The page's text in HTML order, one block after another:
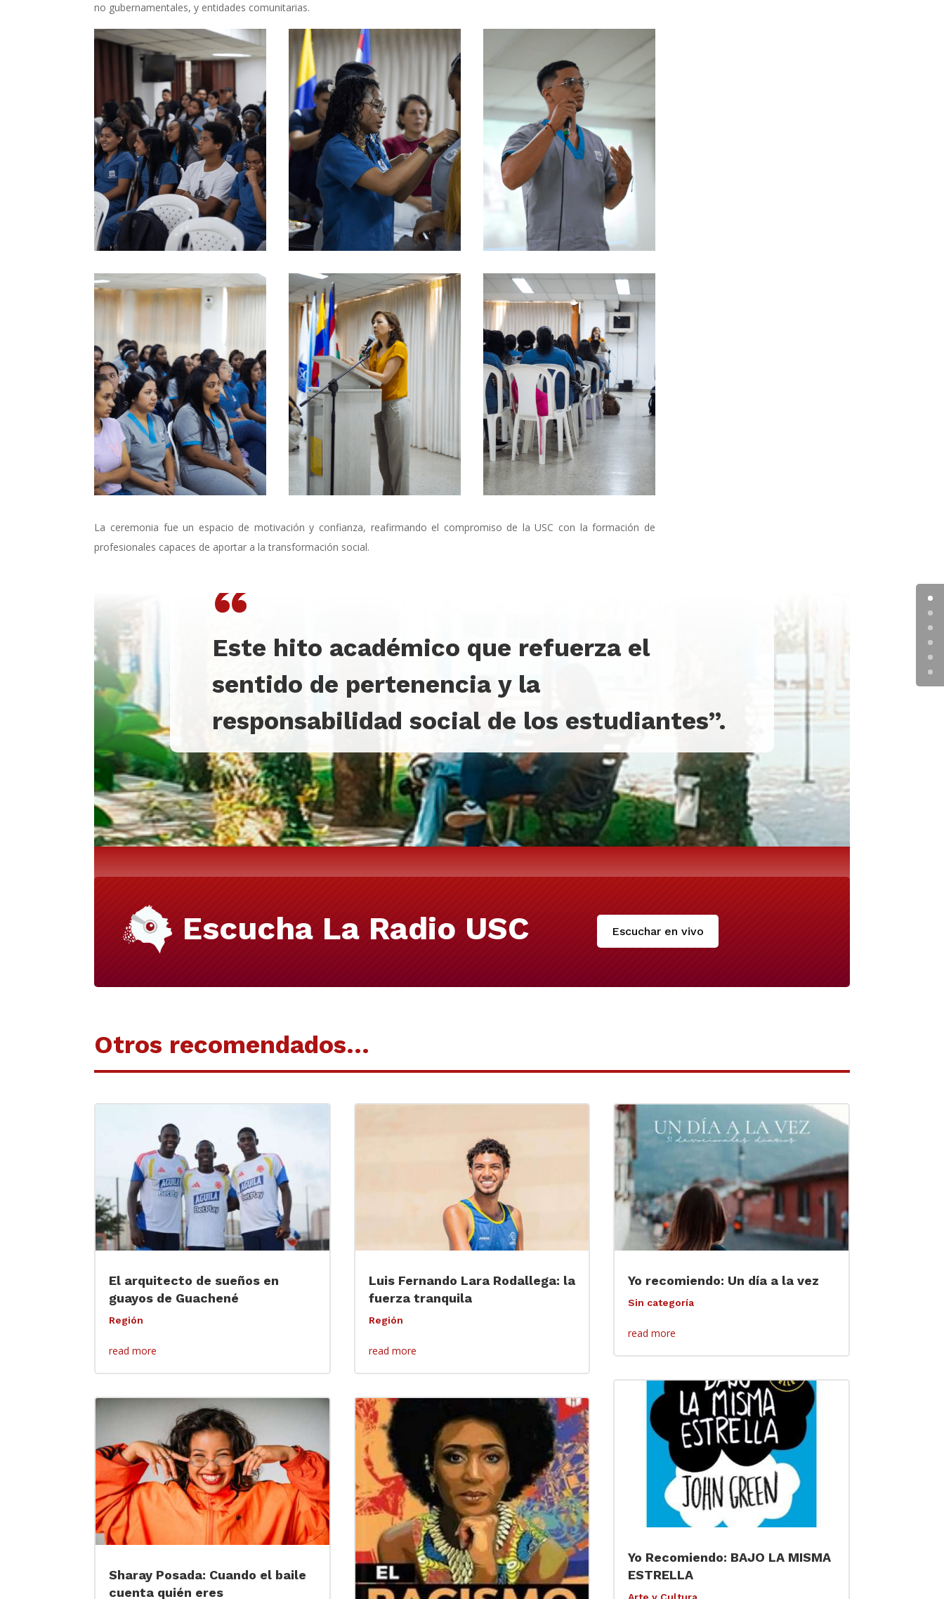
no gubernamentales, y entidades comunitarias.
La ceremonia fue un espacio de motivación y confianza, reafirmando el compromiso de la USC con la formación de
profesionales capaces de aportar a la transformación social.
“
Este hito académico que refuerza el
sentido de pertenencia y la
responsabilidad social de los estudiantes”.
Escucha La Radio USC Escuchar en vivo
Otros recomendados…
El arquitecto de sueños en
guayos de Guachené
Región
read more
Sharay Posada: Cuando el baile
cuenta quién eres
Luis Fernando Lara Rodallega: la
fuerza tranquila
Región
read more
Yo recomiendo: Un día a la vez
Sin categoría
read more
Yo Recomiendo: BAJO LA MISMA
ESTRELLA
Arte y Cultura